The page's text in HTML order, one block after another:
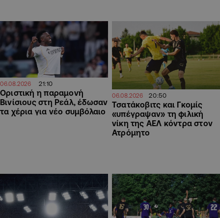
06.08.2026 21:10
Οριστική η παραμονή
Βινίσιους στη Ρεάλ, έδωσαν
τα χέρια για νέο συμβόλαιο
06.08.2026 20:50
Τσατάκοβιτς και Γκομίς
«υπέγραψαν» τη φιλική
νίκη της ΑΕΛ κόντρα στον
Ατρόμητο